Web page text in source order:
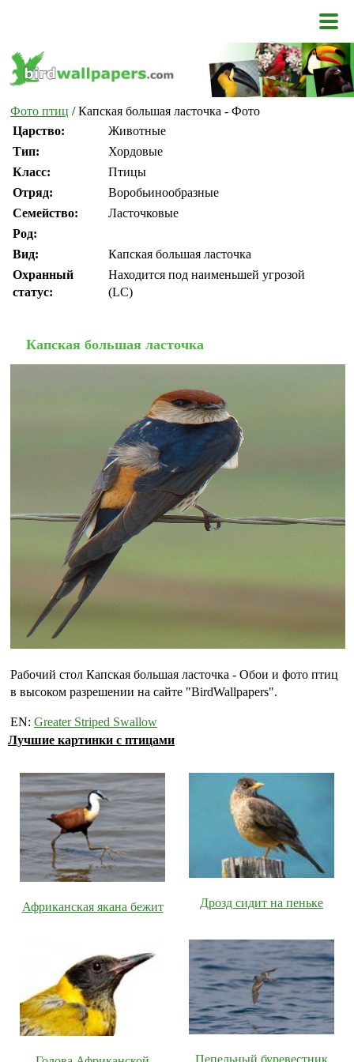
Фото птиц / Капская большая ласточка - Фото
Царство:
Животные
Тип:
Хордовые
Класс:
Птицы
Отряд:
Воробьинообразные
Семейство:
Ласточковые
Род:
Вид:
Капская большая ласточка
Охранный
статус:
Находится под наименьшей угрозой
(LC)
Капская большая ласточка
Рабочий стол Капская большая ласточка - Обои и фото птиц
в высоком разрешении на сайте "BirdWallpapers".
EN: Greater Striped Swallow
Лучшие картинки с птицами
Африканская якана бежит Дрозд сидит на пеньке
Пепельный буревестник